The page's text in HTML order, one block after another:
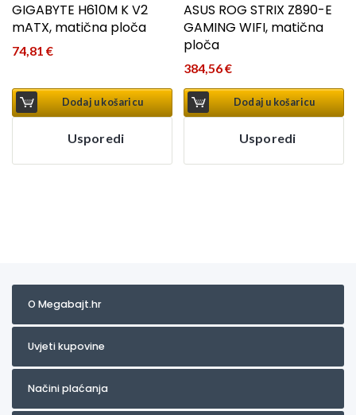
GIGABYTE H610M K V2
mATX, matična ploča
74,81 €
Dodaj u košaricu
Usporedi
ASUS ROG STRIX Z890-E
GAMING WIFI, matična
ploča
384,56€
Dodaj u košaricu
Usporedi
O Megabajt.hr
Uvjeti kupovine
Načini plaćanja